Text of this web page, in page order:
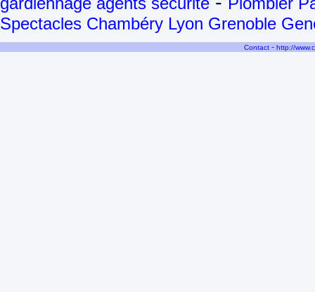
Spectacles Chambéry Lyon Grenoble
Contact - http://